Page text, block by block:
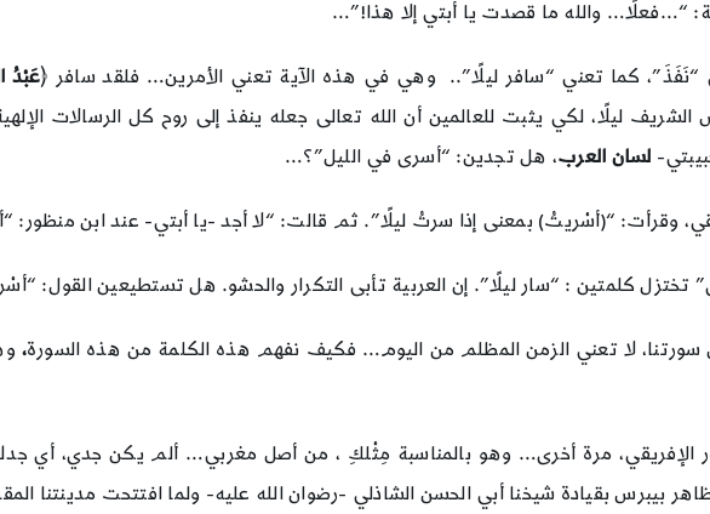
كما تعني “سافر ليلًا”.. وهي في هذه الآية تعني الأمرين… فلقد سافر ﴿عَبْدُ
ليلًا، لكي يثبت للعالمين أن الله تعالى جعله ينفذ إلى روح كل الرسالات
لسان العرب، هل تجدين: “أسرى في الليل”؟…
وقرأت: “(أسْريتُ) بمعنى إذا سرتُ ليلًا”. ثم قالت: “لا أجد -يا أبتي- عند ابن منظور:
كلمتين : “سار ليلًا”. إن العربية تأبى التكرار والحشو. هل تستطيعين القول:
سورتنا، لا تعني الزمن المظلم من اليوم… فكيف نفهم هذه الكلمة من هذه السورة،
مرة أخرى… وهو بالمناسبة مِثْلكِ ، من أصل مغربي… ألم يكن جدي، أي